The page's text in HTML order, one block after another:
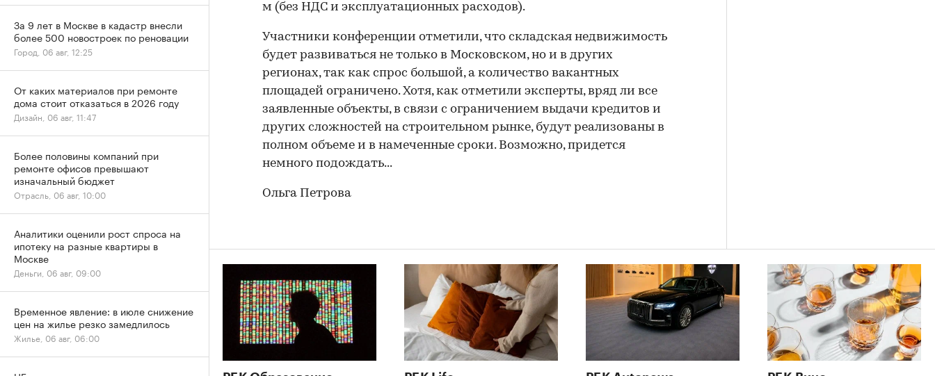
м (без НДС и эксплуатационных расходов).
Участники конференции отметили, что складская недвижимость
будет развиваться не только в Московском, но и в других
регионах, так как спрос большой, а количество вакантных
площадей ограничено. Хотя, как отметили эксперты, вряд ли все
заявленные объекты, в связи с ограничением выдачи кредитов и
других сложностей на строительном рынке, будут реализованы в
полном объеме и в намеченные сроки. Возможно, придется
немного подождать...
Ольга Петрова
За 9 лет в Москве в кадастр внесли
более 500 новостроек по реновации
Город, 06 авг, 12:25
От каких материалов при ремонте
дома стоит отказаться в 2026 году
Дизайн, 06 авг, 11:47
Более половины компаний при
ремонте офисов превышают
изначальный бюджет
Отрасль, 06 авг, 10:00
Аналитики оценили рост спроса на
ипотеку на разные квартиры в
Москве
Деньги, 06 авг, 09:00
Временное явление: в июле снижение
цен на жилье резко замедлилось
Жилье, 06 авг, 06:00